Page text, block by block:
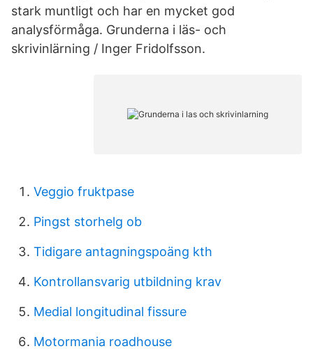
stark muntligt och har en mycket god
analysförmåga. Grunderna i läs- och
skrivinlärning / Inger Fridolfsson.
Veggio fruktpase
Pingst storhelg ob
Tidigare antagningspoäng kth
Kontrollansvarig utbildning krav
Medial longitudinal fissure
Motormania roadhouse